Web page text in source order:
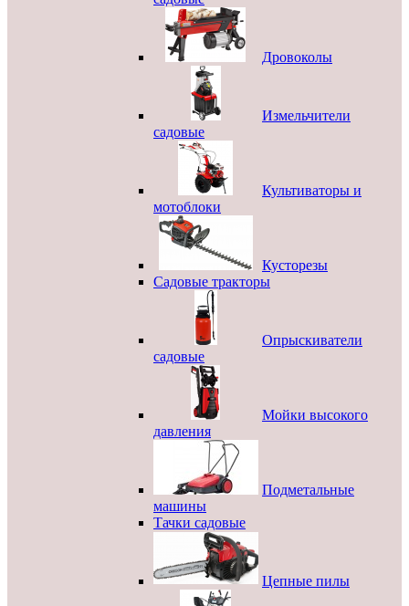
Дровоколы
Измельчители
садовые
Культиваторы и
мотоблоки
Кусторезы
Садовые тракторы
Опрыскиватели
садовые
Мойки высокого
давления
Подметальные
машины
Тачки садовые
Цепные пилы